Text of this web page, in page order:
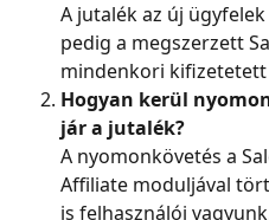
A jutalék az új
pedig a megszerzett
mindenkori kifizetetett
Hogyan kerül
jár a jutalék?
A nyomonkövetés a
Affiliate moduljával
is felhasználói